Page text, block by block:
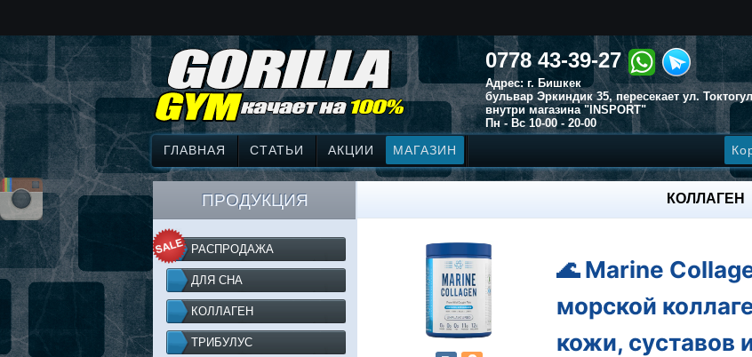
0778 43-39-27
Адрес: г. Бишкек
бульвар Эркиндик 35, пересекает ул.
внутри магазина "INSPORT"
Пн - Вс 10-00 - 20-00
ГЛАВНАЯ СТАТЬИ АКЦИИ МАГАЗИН
ПРОДУКЦИЯ
РАСПРОДАЖА
ДЛЯ СНА
КОЛЛАГЕН
ТРИБУЛУС
КОЛЛАГЕН
🌊 Marine
морской
кожи, суставов